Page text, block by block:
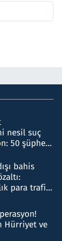
nesil suç
50 şüpheli
bahis
para trafiği
Hürriyet ve